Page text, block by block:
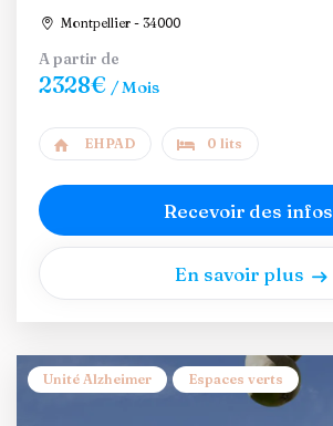
Montpellier - 34000
A partir de
2328€ / Mois
EHPAD 0 lits
Recevoir des infos
En savoir plus
Unité Alzheimer Espaces verts